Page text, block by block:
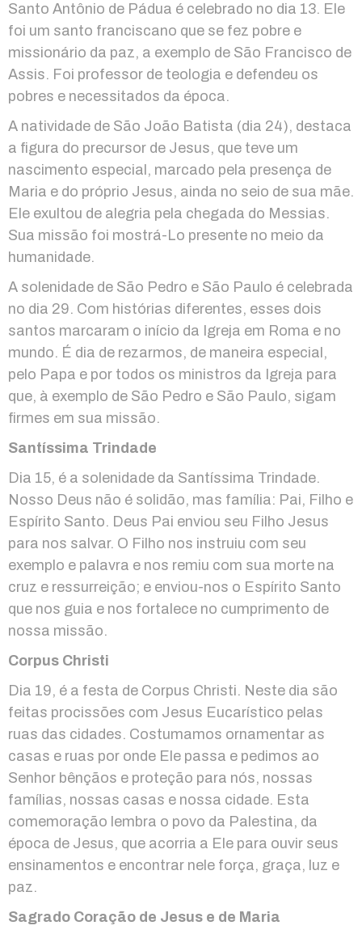
Santo Antônio de Pádua é celebrado no dia 13. Ele
foi um santo franciscano que se fez pobre e
missionário da paz, a exemplo de São Francisco de
Assis. Foi professor de teologia e defendeu os
pobres e necessitados da época.
A natividade de São João Batista (dia 24), destaca
a figura do precursor de Jesus, que teve um
nascimento especial, marcado pela presença de
Maria e do próprio Jesus, ainda no seio de sua mãe.
Ele exultou de alegria pela chegada do Messias.
Sua missão foi mostrá-Lo presente no meio da
humanidade.
A solenidade de São Pedro e São Paulo é celebrada
no dia 29. Com histórias diferentes, esses dois
santos marcaram o início da Igreja em Roma e no
mundo. É dia de rezarmos, de maneira especial,
pelo Papa e por todos os ministros da Igreja para
que, à exemplo de São Pedro e São Paulo, sigam
firmes em sua missão.
Santíssima Trindade
Dia 15, é a solenidade da Santíssima Trindade.
Nosso Deus não é solidão, mas família: Pai, Filho e
Espírito Santo. Deus Pai enviou seu Filho Jesus
para nos salvar. O Filho nos instruiu com seu
exemplo e palavra e nos remiu com sua morte na
cruz e ressurreição; e enviou-nos o Espírito Santo
que nos guia e nos fortalece no cumprimento de
nossa missão.
Corpus Christi
Dia 19, é a festa de Corpus Christi. Neste dia são
feitas procissões com Jesus Eucarístico pelas
ruas das cidades. Costumamos ornamentar as
casas e ruas por onde Ele passa e pedimos ao
Senhor bênçãos e proteção para nós, nossas
famílias, nossas casas e nossa cidade. Esta
comemoração lembra o povo da Palestina, da
época de Jesus, que acorria a Ele para ouvir seus
ensinamentos e encontrar nele força, graça, luz e
paz.
Sagrado Coração de Jesus e de Maria